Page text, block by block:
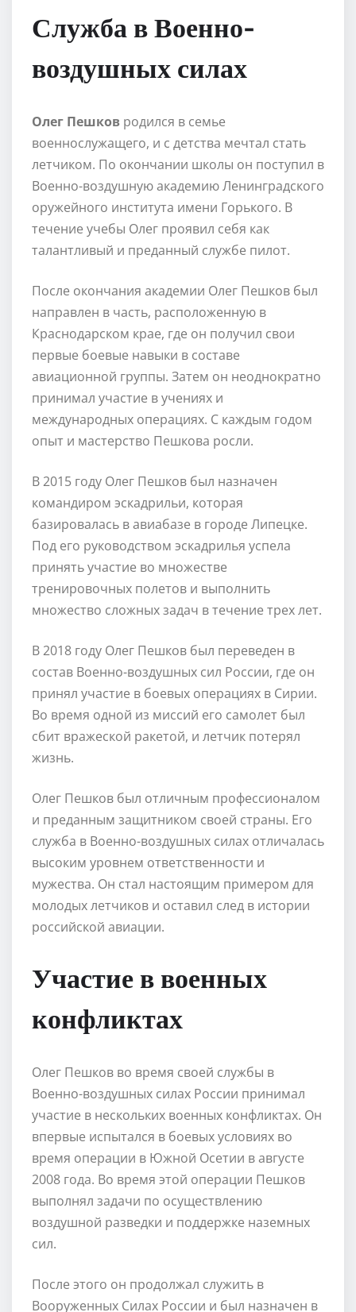
Служба в Военно-
воздушных силах
Олег Пешков родился в семье
военнослужащего, и с детства мечтал стать
летчиком. По окончании школы он поступил в
Военно-воздушную академию Ленинградского
оружейного института имени Горького. В
течение учебы Олег проявил себя как
талантливый и преданный службе пилот.
После окончания академии Олег Пешков был
направлен в часть, расположенную в
Краснодарском крае, где он получил свои
первые боевые навыки в составе
авиационной группы. Затем он неоднократно
принимал участие в учениях и
международных операциях. С каждым годом
опыт и мастерство Пешкова росли.
В 2015 году Олег Пешков был назначен
командиром эскадрильи, которая
базировалась в авиабазе в городе Липецке.
Под его руководством эскадрилья успела
принять участие во множестве
тренировочных полетов и выполнить
множество сложных задач в течение трех лет.
В 2018 году Олег Пешков был переведен в
состав Военно-воздушных сил России, где он
принял участие в боевых операциях в Сирии.
Во время одной из миссий его самолет был
сбит вражеской ракетой, и летчик потерял
жизнь.
Олег Пешков был отличным профессионалом
и преданным защитником своей страны. Его
служба в Военно-воздушных силах отличалась
высоким уровнем ответственности и
мужества. Он стал настоящим примером для
молодых летчиков и оставил след в истории
российской авиации.
Участие в военных
конфликтах
Олег Пешков во время своей службы в
Военно-воздушных силах России принимал
участие в нескольких военных конфликтах. Он
впервые испытался в боевых условиях во
время операции в Южной Осетии в августе
2008 года. Во время этой операции Пешков
выполнял задачи по осуществлению
воздушной разведки и поддержке наземных
сил.
После этого он продолжал служить в
Вооруженных Силах России и был назначен в